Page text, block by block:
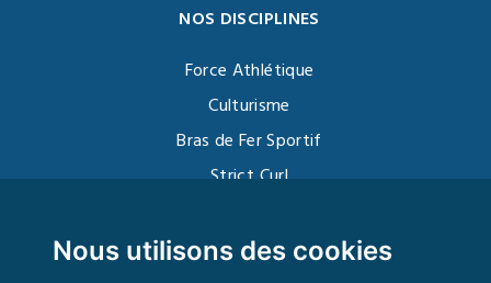
Nous utilisons des cookies
NOS DISCIPLINES
Force Athlétique
Culturisme
Bras de Fer Sportif
Strict Curl
Kettlebell